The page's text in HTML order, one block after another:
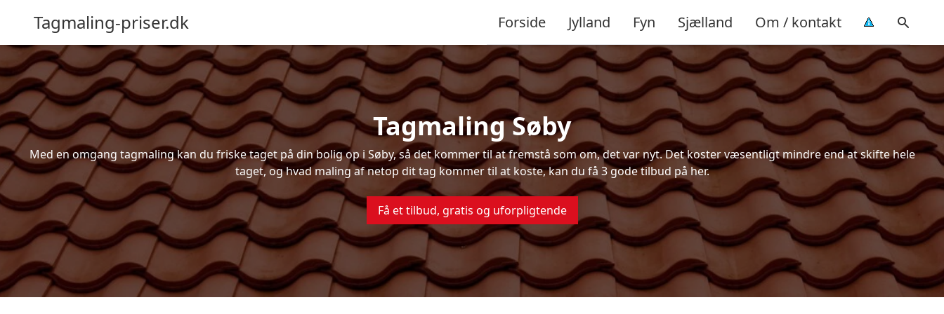
Tagmaling-priser.dk Forside Jylland Fyn Sjælland Om / kontakt
Tagmaling Søby
Med en omgang tagmaling kan du friske taget på din bolig op i Søby, så det kommer til at fremstå som om, det var nyt. Det koster væsentligt mindre end at skifte hele
taget, og hvad maling af netop dit tag kommer til at koste, kan du få 3 gode tilbud på her.
Få et tilbud, gratis og uforpligtende